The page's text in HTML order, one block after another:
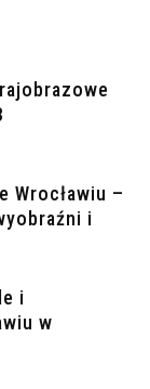
Wrocławiu –
i
i
w